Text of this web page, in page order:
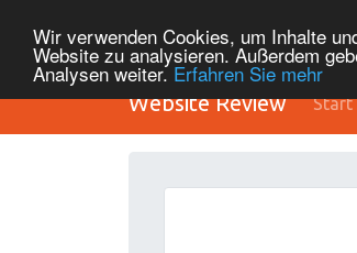
Wir verwenden Cookies, um Inhalte
Website zu analysieren. Außerdem
Analysen weiter. Erfahren Sie mehr
Website Review Start